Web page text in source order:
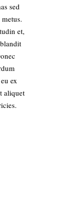
sed
et,
ex
aliquet